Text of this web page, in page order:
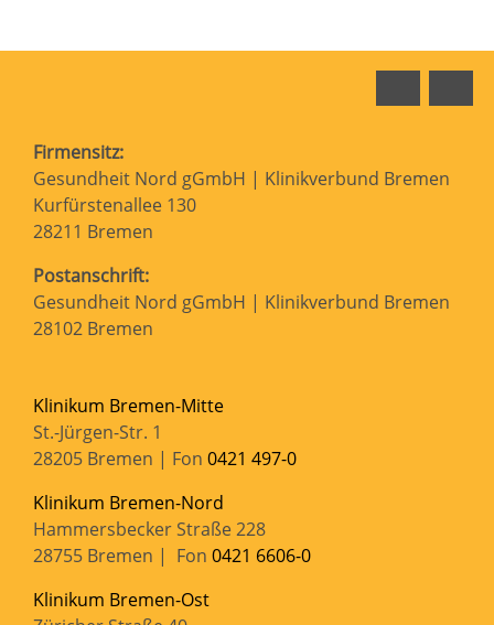
Firmensitz:
Gesundheit Nord gGmbH | Klinikverbund Bremen
Kurfürstenallee 130
28211 Bremen
Postanschrift:
Gesundheit Nord gGmbH | Klinikverbund Bremen
28102 Bremen
Klinikum Bremen-Mitte
St.-Jürgen-Str. 1
28205 Bremen | Fon 0421 497-0
Klinikum Bremen-Nord
Hammersbecker Straße 228
28755 Bremen | Fon 0421 6606-0
Klinikum Bremen-Ost